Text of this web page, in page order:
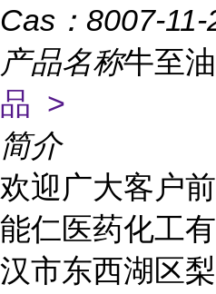
Cas： 8007-11-
产品名称牛至油
品 >
简介
欢迎广大客户
能仁医药化工
汉市东西湖区